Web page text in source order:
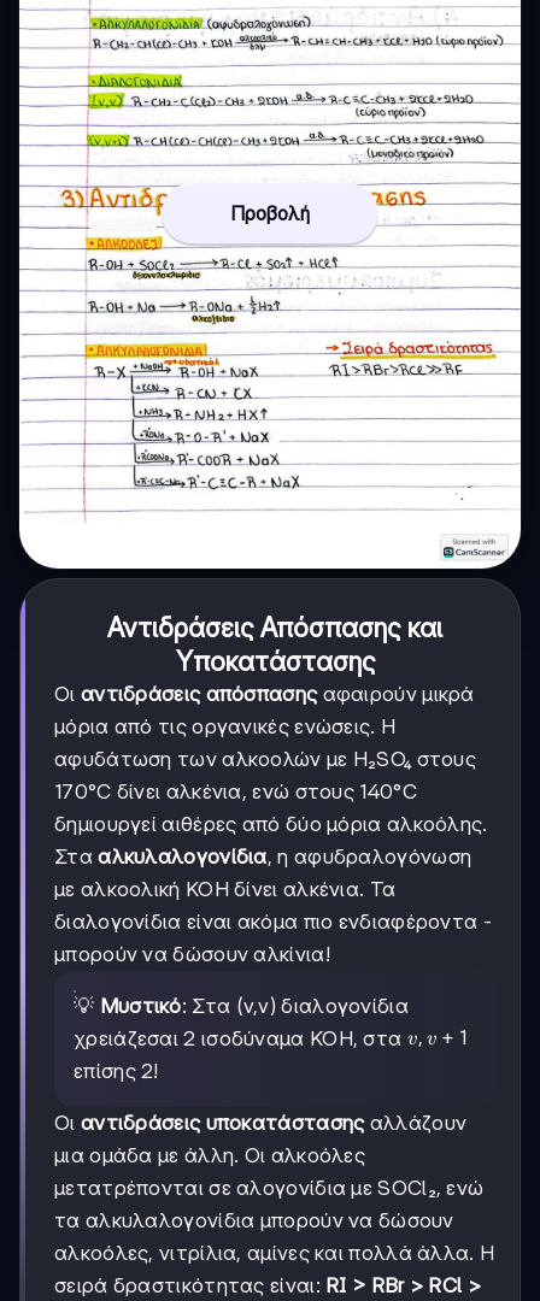
Προβολή
Αντιδράσεις Απόσπασης και
Υποκατάστασης
Οι αντιδράσεις απόσπασηςαφαιρούν μικρά
μόρια από τις οργανικές ενώσεις. Η
αφυδάτωση των αλκοολών με H₂SO₄ στους
170°C δίνει αλκένια, ενώ στους 140°C
δημιουργεί αιθέρες από δύο μόρια αλκοόλης.
Στααλκυλαλογονίδια, η αφυδραλογόνωση
με αλκοολική KOH δίνει αλκένια. Τα
διαλογονίδια είναι ακόμα πιο ενδιαφέροντα -
μπορούν να δώσουν αλκίνια!
💡 Μυστικό: Στα (v,v) διαλογονίδια
χρειάζεσαι 2 ισοδύναμα KOH, στα v,v+1
v, v + 1
επίσης 2!
Οι αντιδράσεις υποκατάστασηςαλλάζουν
μια ομάδα με άλλη. Οι αλκοόλες
μετατρέπονται σε αλογονίδια με SOCl₂, ενώ
τα αλκυλαλογονίδια μπορούν να δώσουν
αλκοόλες, νιτρίλια, αμίνες και πολλά άλλα. Η
σειρά δραστικότητας είναι: RI > RBr > RCl >